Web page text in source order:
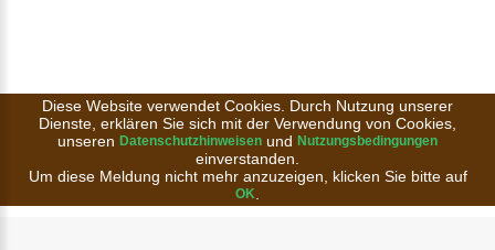
Diese Website verwendet Cookies. Durch Nutzung unserer
Dienste, erklären Sie sich mit der Verwendung von Cookies,
unseren Datenschutzhinweisen und Nutzungsbedingungen
einverstanden.
Um diese Meldung nicht mehr anzuzeigen, klicken Sie bitte auf
OK